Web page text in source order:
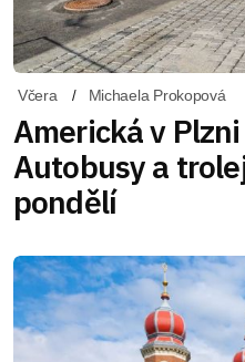
Včera Michaela Prokopová
Americká v
Autobusy a
pondělí